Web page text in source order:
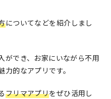
についてなどを紹介しまし
ができ、お家にいながら不用
的なアプリです。
フリマアプリをぜひ活用し